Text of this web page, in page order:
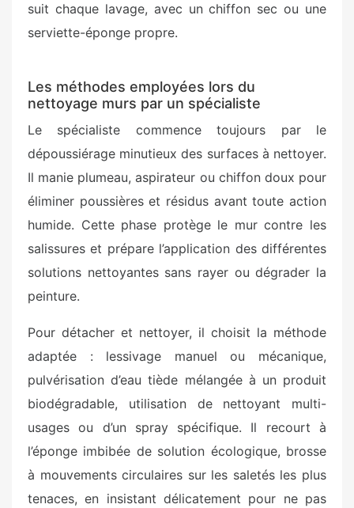
suit chaque lavage, avec un chiffon sec ou une
serviette-éponge propre.
Les méthodes employées lors du
nettoyage murs par un spécialiste
Le spécialiste commence toujours par le
dépoussiérage minutieux des surfaces à nettoyer.
Il manie plumeau, aspirateur ou chiffon doux pour
éliminer poussières et résidus avant toute action
humide. Cette phase protège le mur contre les
salissures et prépare l’application des différentes
solutions nettoyantes sans rayer ou dégrader la
peinture.
Pour détacher et nettoyer, il choisit la méthode
adaptée : lessivage manuel ou mécanique,
pulvérisation d’eau tiède mélangée à un produit
biodégradable, utilisation de nettoyant multi-
usages ou d’un spray spécifique. Il recourt à
l’éponge imbibée de solution écologique, brosse
à mouvements circulaires sur les saletés les plus
tenaces, en insistant délicatement pour ne pas